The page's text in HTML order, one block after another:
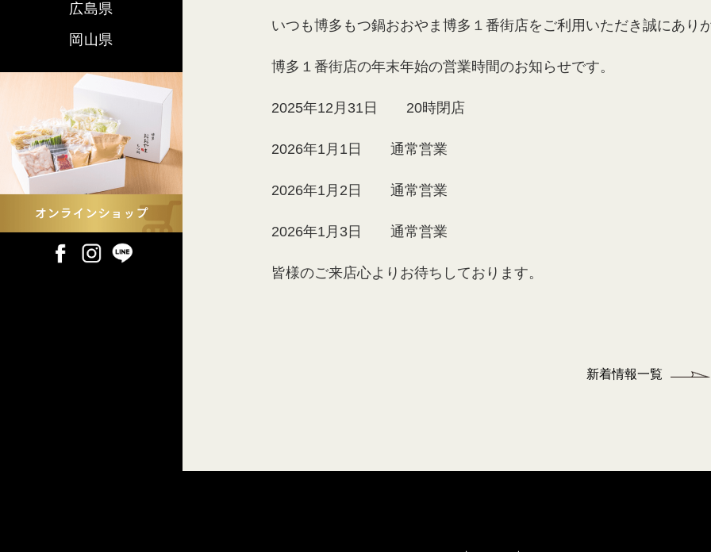
いつも博多もつ鍋おおやま博多１番街店をご利用いただき誠にあり
博多１番街店の年末年始の営業時間のお知らせです。
2025年12月31日 20時閉店
2026年1月1日 通常営業
2026年1月2日 通常営業
2026年1月3日 通常営業
皆様のご来店心よりお待ちしております。
新着情報一覧
広島県
岡山県